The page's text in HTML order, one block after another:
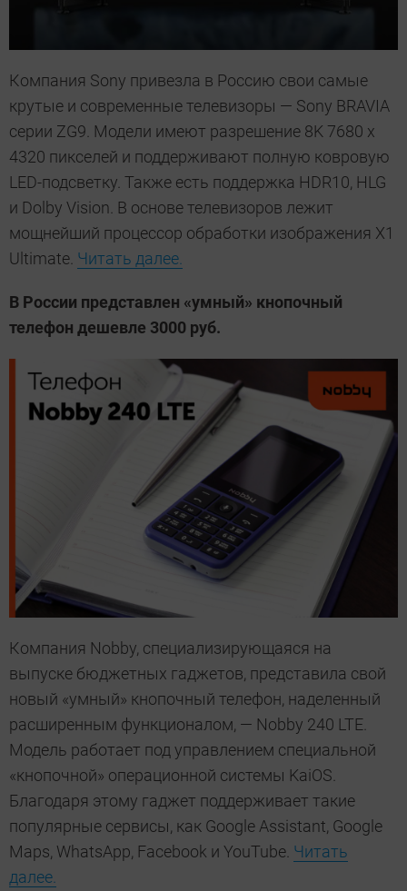
Компания Sony привезла в Россию свои самые
крутые и современные телевизоры — Sony BRAVIA
серии ZG9. Модели имеют разрешение 8K 7680 х
4320 пикселей и поддерживают полную ковровую
LED-подсветку. Также есть поддержка HDR10, HLG
и Dolby Vision. В основе телевизоров лежит
мощнейший процессор обработки изображения X1
Ultimate. Читать далее.
В России представлен «умный» кнопочный
телефон дешевле 3000 руб.
Компания Nobby, специализирующаяся на
выпуске бюджетных гаджетов, представила свой
новый «умный» кнопочный телефон, наделенный
расширенным функционалом, — Nobby 240 LTE.
Модель работает под управлением специальной
«кнопочной» операционной системы KaiOS.
Благодаря этому гаджет поддерживает такие
популярные сервисы, как Google Assistant, Google
Maps, WhatsApp, Facebook и YouTube. Читать
далее.